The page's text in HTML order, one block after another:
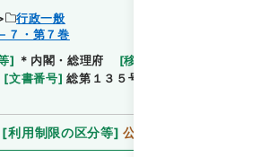
行政一般
７・第７巻
] ＊内閣・総理府 [移管等年度
[文書番号] 総第１３５号
[利用制限の区分等] 公開